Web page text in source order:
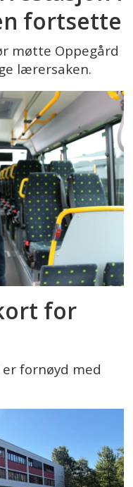
fortsette
møtte Oppegård
lærersaken.
for
fornøyd med